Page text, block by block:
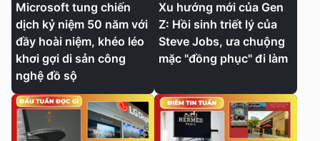
Microsoft tung chiến
dịch kỷ niệm 50 năm với
đầy hoài niệm, khéo léo
khơi gợi di sản công
nghệ đồ sộ
Xu hướng mới của Gen
Z: Hồi sinh triết lý của
Steve Jobs, ưa chuộng
mặc "đồng phục" đi làm